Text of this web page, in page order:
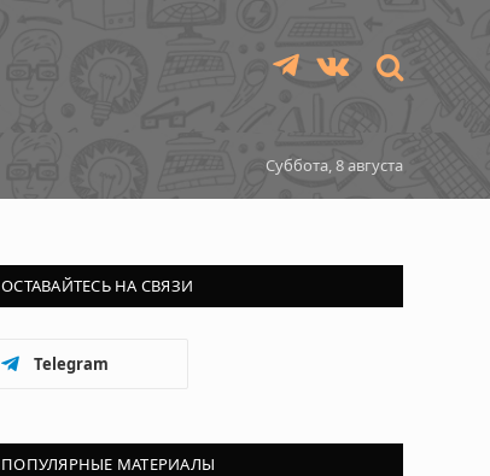
TelegramVKontakte
Суббота, 8 августа
ОСТАВАЙТЕСЬ НА СВЯЗИ
Telegram
ПОПУЛЯРНЫЕ МАТЕРИАЛЫ